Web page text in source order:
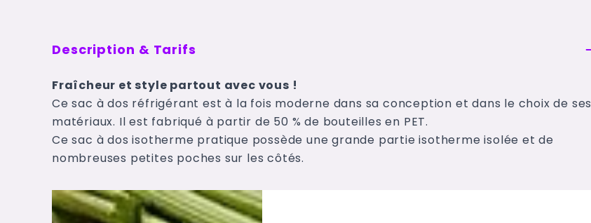
Description & Tarifs
Fraîcheur et style partout avec vous !
Ce sac à dos réfrigérant est à la fois moderne dans sa conception et dans le choix de ses
matériaux. Il est fabriqué à partir de 50 % de bouteilles en PET.
Ce sac à dos isotherme pratique possède une grande partie isotherme isolée et de
nombreuses petites poches sur les côtés.